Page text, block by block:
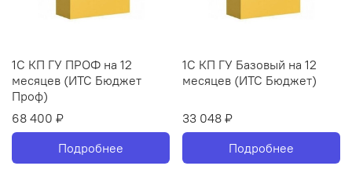
1С КП ГУ ПРОФ на 12
месяцев (ИТС Бюджет
Проф)
68 400 ₽
Подробнее
1С КП ГУ Базовый на 12
месяцев (ИТС Бюджет)
33 048 ₽
Подробнее